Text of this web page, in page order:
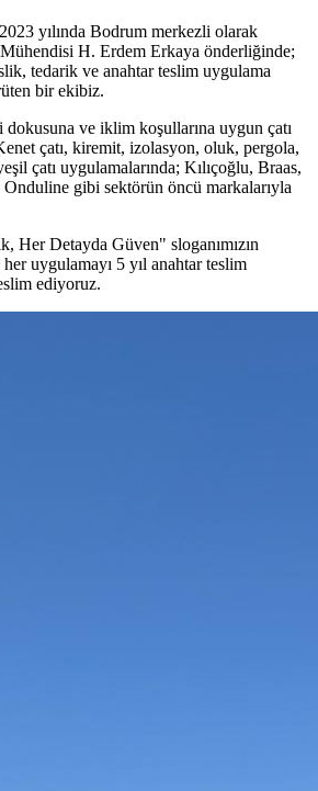
yılında Bodrum merkezli olarak
H. Erdem Erkaya önderliğinde;
tedarik ve anahtar teslim uygulama
bir ekibiz.
ve iklim koşullarına uygun çatı
çatı, kiremit, izolasyon, oluk, pergola,
çatı uygulamalarında; Kılıçoğlu, Braas,
gibi sektörün öncü markalarıyla
Her Detayda Güven" sloganımızın
uygulamayı 5 yıl anahtar teslim
ediyoruz.